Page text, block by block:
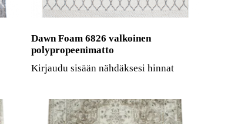
Dawn Foam 6826 valkoinen
polypropeenimatto
Kirjaudu sisään nähdäksesi hinnat